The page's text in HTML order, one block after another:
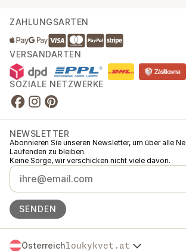
ZAHLUNGSARTEN
VERSANDARTEN
SOZIALE NETZWERKE
NEWSLETTER
Abonnieren Sie unseren Newsletter, um über alle
Laufenden zu bleiben.
Keine Sorge, wir verschicken nicht viele davon.
SENDEN
Österreichloukykvet.at